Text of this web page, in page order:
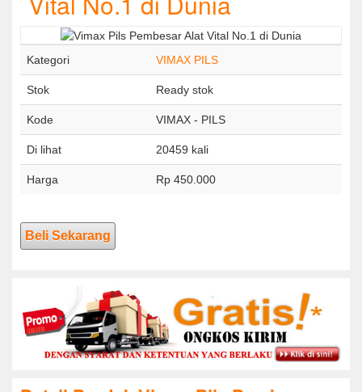
Kategori VIMAX PILS
Stok Ready stok
Kode VIMAX - PILS
Di lihat 20459 kali
Harga Rp 450.000
Beli Sekarang